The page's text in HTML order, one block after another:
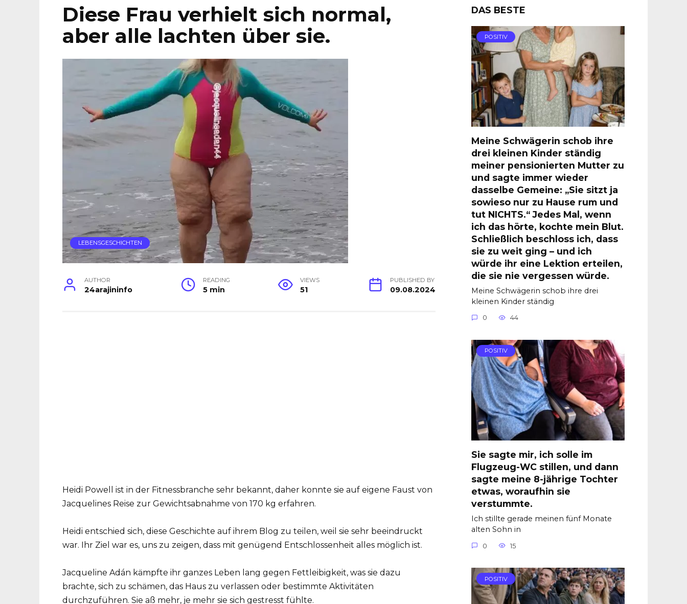
Diese Frau verhielt sich normal,
aber alle lachten über sie.
LEBENSGESCHICHTEN
AUTHOR
24arajininfo
READING
5 min
VIEWS
51
PUBLISHED BY
09.08.2024
Heidi Powell ist in der Fitnessbranche sehr bekannt, daher konnte sie auf eigene Faust von
Jacquelines Reise zur Gewichtsabnahme von 170 kg erfahren.
Heidi entschied sich, diese Geschichte auf ihrem Blog zu teilen, weil sie sehr beeindruckt
war. Ihr Ziel war es, uns zu zeigen, dass mit genügend Entschlossenheit alles möglich ist.
Jacqueline Adán kämpfte ihr ganzes Leben lang gegen Fettleibigkeit, was sie dazu
brachte, sich zu schämen, das Haus zu verlassen oder bestimmte Aktivitäten
durchzuführen. Sie aß mehr, je mehr sie sich gestresst fühlte.
DAS BESTE
POSITIV
Meine Schwägerin schob ihre
drei kleinen Kinder ständig
meiner pensionierten Mutter zu
und sagte immer wieder
dasselbe Gemeine: „Sie sitzt ja
sowieso nur zu Hause rum und
tut NICHTS.“ Jedes Mal, wenn
ich das hörte, kochte mein Blut.
Schließlich beschloss ich, dass
sie zu weit ging – und ich
würde ihr eine Lektion erteilen,
die sie nie vergessen würde.
Meine Schwägerin schob ihre drei
kleinen Kinder ständig
0 44
POSITIV
Sie sagte mir, ich solle im
Flugzeug-WC stillen, und dann
sagte meine 8-jährige Tochter
etwas, woraufhin sie
verstummte.
Ich stillte gerade meinen fünf Monate
alten Sohn in
0 15
POSITIV